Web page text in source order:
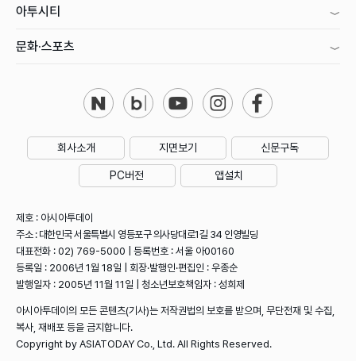
아투시티
문화·스포츠
회사소개 지면보기 신문구독
PC버전 앱설치
제호 : 아시아투데이
주소 : 대한민국 서울특별시 영등포구 의사당대로1길 34 인영빌딩
대표전화 : 02) 769-5000 | 등록번호 : 서울 아00160
등록일 : 2006년 1월 18일 | 회장·발행인·편집인 : 우종순
발행일자 : 2005년 11월 11일 | 청소년보호책임자 : 성희제
아시아투데이의 모든 콘텐츠(기사)는 저작권법의 보호를 받으며, 무단전재 및 수집,
복사, 재배포 등을 금지합니다.
Copyright by ASIATODAY Co., Ltd. All Rights Reserved.